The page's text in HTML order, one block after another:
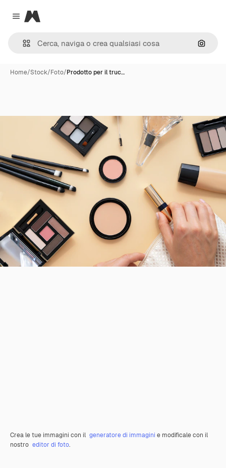
Close menu
Magnific
Cerca
Home/Stock/Foto/Prodotto per il truc…
Crea le tue immagini con il generatore di immagini e modificale con il
nostro editor di foto.